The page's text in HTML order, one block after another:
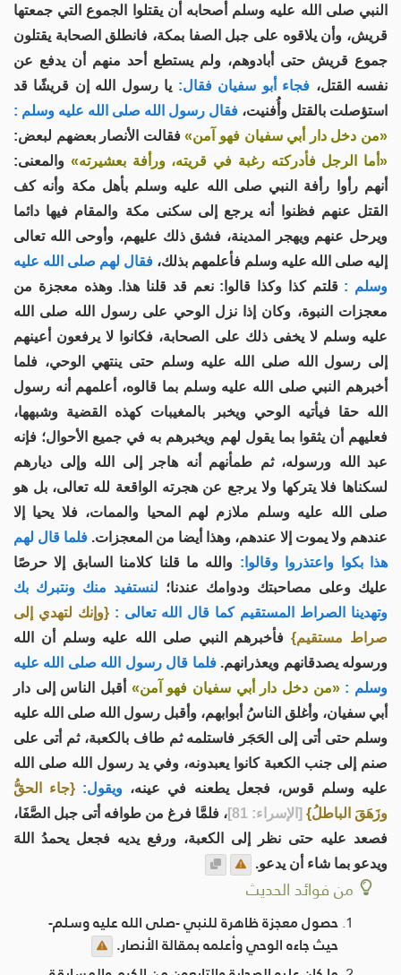
النبي صلى الله عليه وسلم أصحابه أن يقتلوا الجموع التي جمعتها
قريش، وأن يلاقوه على جبل الصفا بمكة، فانطلق الصحابة يقتلون
جموع قريش حتى أبادوهم، ولم يستطع أحد منهم أن يدفع عن
نفسه القتل، فجاء أبو سفيان فقال: يا رسول الله إن قريشًا قد
استؤصلت بالقتل وأُفنيت، فقال رسول الله صلى الله عليه وسلم :
«من دخل دار أبي سفيان فهو آمن»فقالت الأنصار بعضهم لبعض:
«أما الرجل فأدركته رغبة في قريته، ورأفة بعشيرته» والمعنى:
أنهم رأوا رأفة النبي صلى الله عليه وسلم بأهل مكة وأنه كف
القتل عنهم فظنوا أنه يرجع إلى سكنى مكة والمقام فيها دائما
ويرحل عنهم ويهجر المدينة، فشق ذلك عليهم، وأوحى الله تعالى
إليه صلى الله عليه وسلم فأعلمهم بذلك، فقال لهم صلى الله عليه
وسلم : قلتم كذا وكذا قالوا: نعم قد قلنا هذا. وهذه معجزة من
معجزات النبوة، وكان إذا نزل الوحي على رسول الله صلى الله
عليه وسلم لا يخفى ذلك على الصحابة، فكانوا لا يرفعون أعينهم
إلى رسول الله صلى الله عليه وسلم حتى ينتهي الوحي، فلما
أخبرهم النبي صلى الله عليه وسلم بما قالوه، أعلمهم أنه رسول
الله حقا فيأتيه الوحي ويخبر بالمغيبات كهذه القضية وشبهها،
فعليهم أن يثقوا بما يقول لهم ويخبرهم به في جميع الأحوال؛ فإنه
عبد الله ورسوله، ثم طمأنهم أنه هاجر إلى الله وإلى ديارهم
لسكناها فلا يتركها ولا يرجع عن هجرته الواقعة لله تعالى، بل هو
صلى الله عليه وسلم ملازم لهم المحيا والممات، فلا يحيا إلا
عندهم ولا يموت إلا عندهم، وهذا أيضا من المعجزات. فلما قال لهم
هذا بكوا واعتذروا وقالوا: والله ما قلنا كلامنا السابق إلا حرصًا
عليك وعلى مصاحبتك ودوامك عندنا؛ لنستفيد منك ونتبرك بك
وتهدينا الصراط المستقيم كما قال الله تعالى : {وإنك لتهدي إلى
صراط مستقيم}فأخبرهم النبي صلى الله عليه وسلم أن الله
ورسوله يصدقانهم ويعذرانهم. فلما قال رسول الله صلى الله عليه
وسلم : «من دخل دار أبي سفيان فهو آمن» أقبل الناس إلى دار
أبي سفيان، وأغلق الناسُ أبوابهم، وأقبل رسول الله صلى الله عليه
وسلم حتى أتى إلى الحَجَر فاستلمه ثم طاف بالكعبة، ثم أتى على
صنم إلى جنب الكعبة كانوا يعبدونه، وفي يد رسول الله صلى الله
عليه وسلم قوس، فجعل يطعنه في عينه، ويقول: {جاء الحقُّ
وزَهَقَ الباطلُ} [الإسراء: 81]
، فلمَّا فرغ من طوافه أتى جبل الصَّفَا،
فصعد عليه حتى نظر إلى الكعبة، ورفع يديه فجعل يحمدُ اللهَ
ويدعو بما شاء أن يدعو.
من فوائد الحديث
حصول معجزة ظاهرة للنبي -صلى الله عليه وسلم-
حيث جاءه الوحي وأعلمه بمقالة الأنصار.